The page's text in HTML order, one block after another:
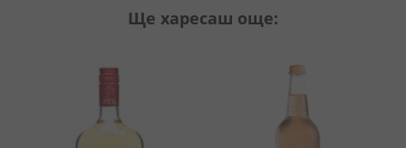
Ще харесаш още: